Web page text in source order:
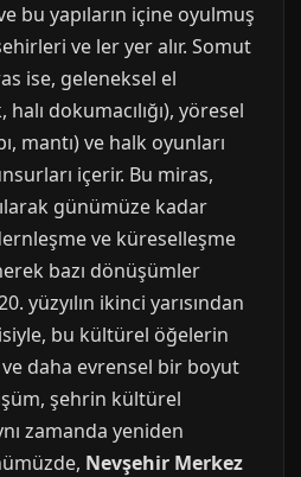
bu yapıların içine oyulmuş
ve ler yer alır. Somut
ise, geleneksel el
dokumacılığı), yöresel
mantı) ve halk oyunları
içerir. Bu miras,
günümüze kadar
ve küreselleşme
bazı dönüşümler
yüzyılın ikinci yarısından
bu kültürel öğelerin
daha evrensel bir boyut
şehrin kültürel
zamanda yeniden
Nevşehir Merkez